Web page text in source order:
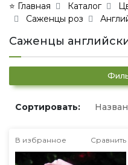
⭐ Главная Каталог
Саженцы роз
Саженцы
Сортировать:
В избранное Сравнить